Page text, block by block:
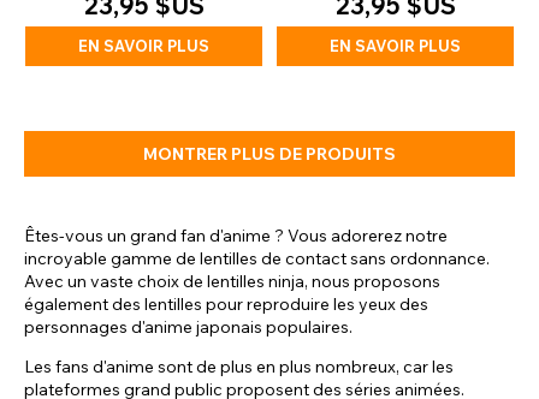
EN SAVOIR PLUS EN SAVOIR PLUS
MONTRER PLUS DE PRODUITS
Êtes-vous un grand fan d'anime ? Vous adorerez notre
incroyable gamme de lentilles de contact sans ordonnance.
Avec un vaste choix de lentilles ninja, nous proposons
également des lentilles pour reproduire les yeux des
personnages d'anime japonais populaires.
Les fans d'anime sont de plus en plus nombreux, car les
plateformes grand public proposent des séries animées.